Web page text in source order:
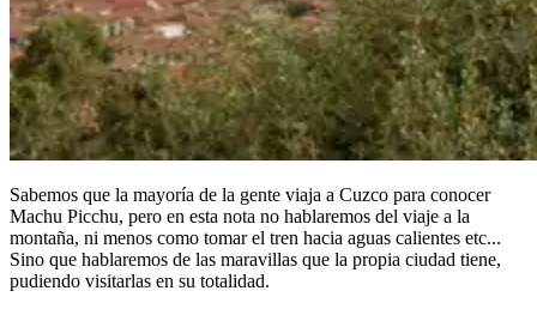
Sabemos que la mayoría de la gente viaja a Cuzco para conocer
Machu Picchu, pero en esta nota no hablaremos del viaje a la
montaña, ni menos como tomar el tren hacia aguas calientes etc...
Sino que hablaremos de las maravillas que la propia ciudad tiene,
pudiendo visitarlas en su totalidad.